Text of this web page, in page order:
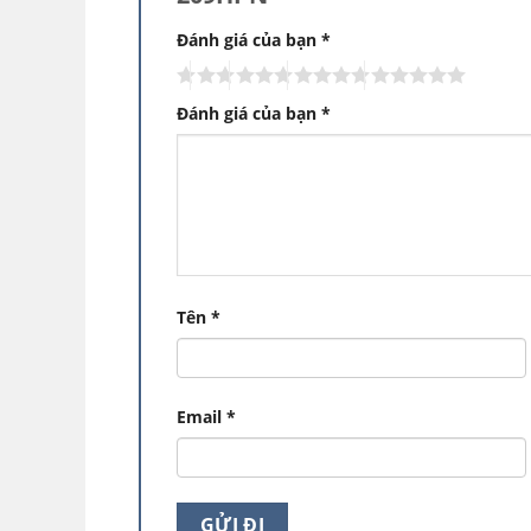
Tủ lạnh Sanaky Inverter VH-209HPN
chắn, dung tích 205 lít phù hợp với nhu
Hệ thống làm lạnh đa
Đối với những dòng tủ lạnh đời mới hiện
lạnh đã được cải tiến rất nhiều. Với công
thổi ra từ nhiều cửa thoát hơi lạnh hơn,
Đánh giá của bạn *
Đánh giá của bạn *
Tên *
Email *